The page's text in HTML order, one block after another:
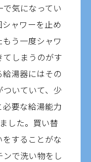
気になってい
ャワーを止め
う一度シャワ
てしまうのがす
湯器にはその
いていて、少
必要な給湯能力
した。買い替
することがな
ンで洗い物をし